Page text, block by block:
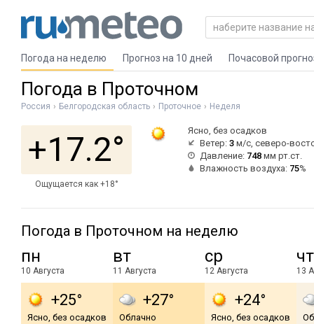
Погода на неделю Прогноз на 10 дней Почасовой
Погода в Проточном
Россия Белгородская область Проточное Неделя
+17.2°
Ощущается как +18°
Ясно, без осадков
Ветер: 3 м/с, северо-
Давление: 748 мм рт.ст.
Влажность воздуха: 75%
Погода в Проточном на неделю
пн
10 Августа
+25°
Ясно, без осадков
вт
11 Августа
+27°
Облачно
ср
12 Августа
+24°
Ясно, без осадков
чт
13